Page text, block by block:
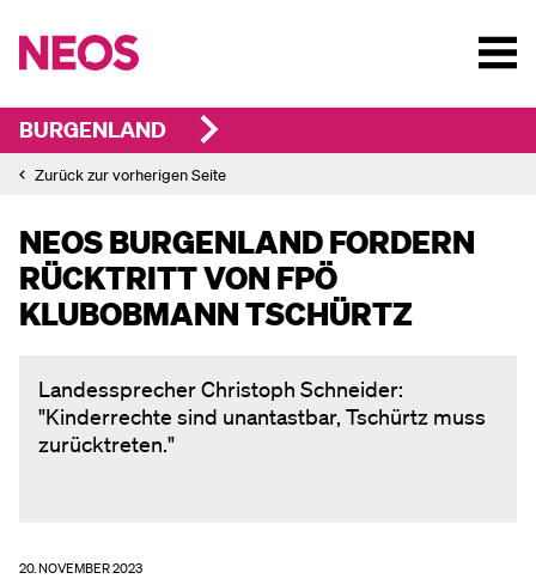
BURGENLAND
Zurück zur vorherigen Seite
NEOS BURGENLAND FORDERN
RÜCKTRITT VON FPÖ
KLUBOBMANN TSCHÜRTZ
Landessprecher Christoph Schneider:
"Kinderrechte sind unantastbar, Tschürtz muss
zurücktreten."
20. NOVEMBER 2023